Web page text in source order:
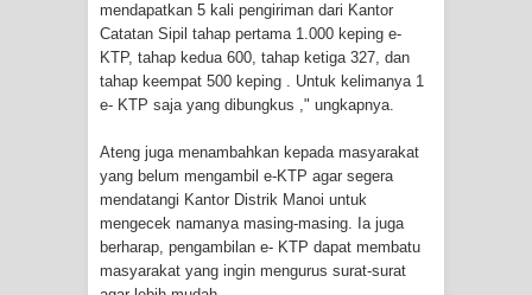
Mace
BRI Region 18 Jayapura Salurkan
Polda Papua pada Peringatan Hari
Bhayangkara ke-80
Indonesia Turns Remote Papua
mendapatkan 5 kali pengiriman dari Kantor
Catatan Sipil tahap pertama 1.000 keping e-
KTP, tahap kedua 600, tahap ketiga 327, dan
tahap keempat 500 keping . Untuk kelimanya 1
e- KTP saja yang dibungkus ," ungkapnya.
Ateng juga menambahkan kepada masyarakat
yang belum mengambil e-KTP agar segera
mendatangi Kantor Distrik Manoi untuk
mengecek namanya masing-masing. Ia juga
berharap, pengambilan e- KTP dapat membatu
masyarakat yang ingin mengurus surat-surat